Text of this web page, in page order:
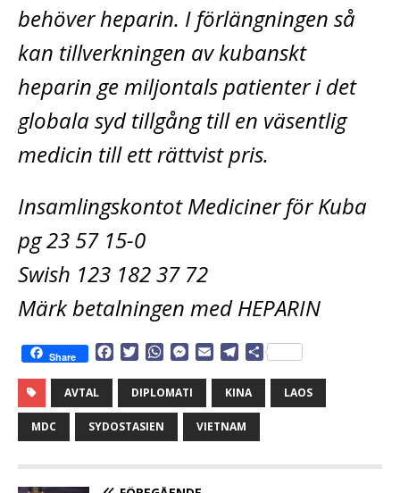
behöver heparin. I förlängningen så
kan tillverkningen av kubanskt
heparin ge miljontals patienter i det
globala syd tillgång till en väsentlig
medicin till ett rättvist pris.
Insamlingskontot Mediciner för Kuba
pg 23 57 15-0
Swish 123 182 37 72
Märk betalningen med HEPARIN
Share
e
b
o
i
t
t
e
W
a
t
A
M
s
s
e
n
i
l
l
e
g
r
D
a
AVTAL DIPLOMATI KINA LAOS
MDC SYDOSTASIEN VIETNAM